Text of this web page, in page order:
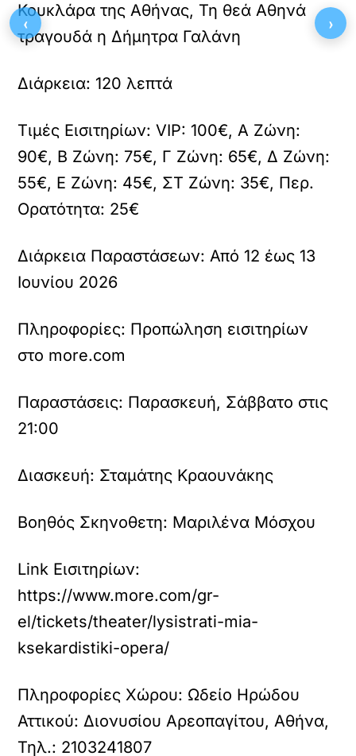
Κουκλάρα της Αθήνας, Τη θεά Αθηνά
τραγουδά η Δήμητρα Γαλάνη
Διάρκεια: 120 λεπτά
Τιμές Εισιτηρίων:VIP: 100€, Α Ζώνη:
90€, Β Ζώνη: 75€, Γ Ζώνη: 65€, Δ Ζώνη:
55€, Ε Ζώνη: 45€, ΣΤ Ζώνη: 35€, Περ.
Ορατότητα: 25€
Διάρκεια Παραστάσεων:Από 12 έως 13
Ιουνίου 2026
Πληροφορίες: Προπώληση εισιτηρίων
στο more.com
Παραστάσεις: Παρασκευή, Σάββατο στις
21:00
Διασκευή: Σταμάτης Κραουνάκης
Βοηθός Σκηνοθετη: Μαριλένα Μόσχου
Link Εισιτηρίων:
https://www.more.com/gr-
el/tickets/theater/lysistrati-mia-
ksekardistiki-opera/
Πληροφορίες Χώρου: Ωδείο Ηρώδου
Αττικού: Διονυσίου Αρεοπαγίτου, Αθήνα,
Τηλ.: 2103241807
‹ ›